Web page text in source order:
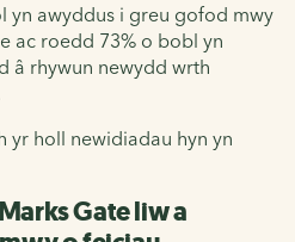
yn awyddus i greu gofod mwy
ac roedd 73% o bobl yn
â rhywun newydd wrth
yr holl newidiadau hyn yn
Gate liw a